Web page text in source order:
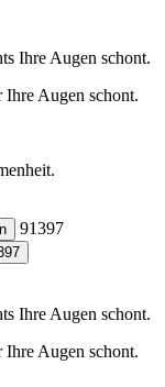
Ihre Augen schont.
Ihre Augen schont.
91397
Ihre Augen schont.
Ihre Augen schont.